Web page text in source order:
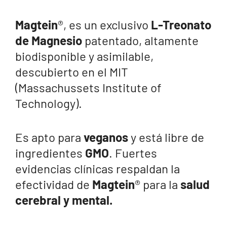
Magtein®, es un exclusivo L-Treonato
de Magnesio patentado, altamente
biodisponible y asimilable,
descubierto en el MIT
(Massachussets Institute of
Technology).
Es apto para veganosy está libre de
ingredientes GMO. Fuertes
evidencias clínicas respaldan la
efectividad de Magtein® para la salud
cerebral y mental.